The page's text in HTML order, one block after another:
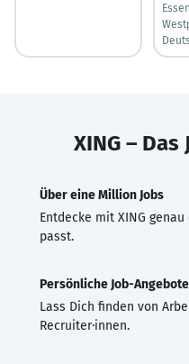
XING –
Über eine Million Jobs
Entdecke mit XING
passt.
Persönliche Job-Angebote
Lass Dich finden von
Recruiter·innen.